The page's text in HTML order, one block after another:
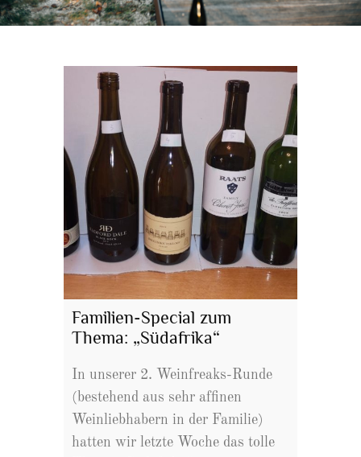
Familien-Special zum
Thema: „Südafrika“
In unserer 2. Weinfreaks-Runde
(bestehend aus sehr affinen
Weinliebhabern in der Familie)
hatten wir letzte Woche das tolle